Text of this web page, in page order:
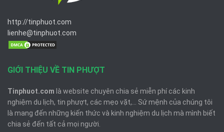
http://tinphuot.com
lienhe@tinphuot.com
GIỚI THIỆU VỀ TIN PHƯỢT
Tinphuot.com là website chuyên chia sẻ miễn phí các kinh
nghiệm du lịch, tin phượt, các mẹo vặt,... Sứ mệnh của chúng tôi
là mang đến những kiến thức và kinh nghiệm du lịch mà mình biết
chia sẻ đến tất cả mọi người.